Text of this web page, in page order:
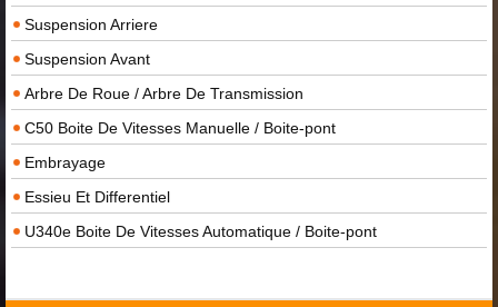
Suspension Arriere
Suspension Avant
Arbre De Roue / Arbre De Transmission
C50 Boite De Vitesses Manuelle / Boite-pont
Embrayage
Essieu Et Differentiel
U340e Boite De Vitesses Automatique / Boite-pont